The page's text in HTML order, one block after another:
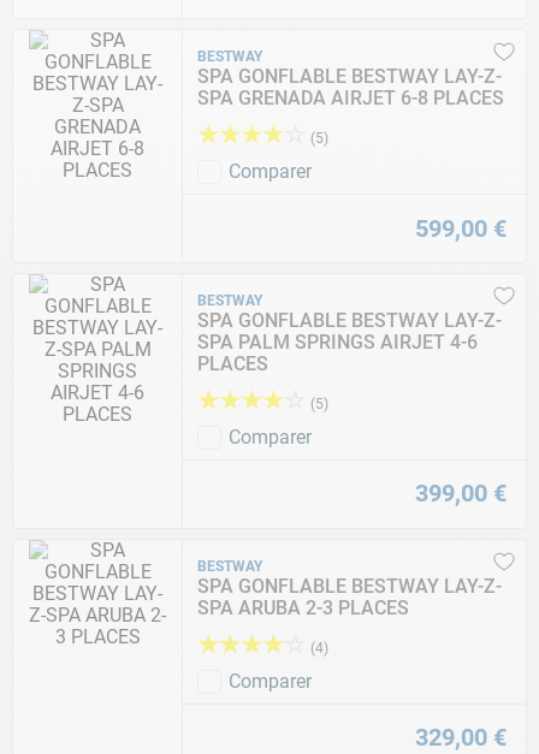
BESTWAY
SPA GONFLABLE BESTWAY LAY-Z-
SPA GRENADA AIRJET 6-8 PLACES
★★★★ (5)
Comparer
599,00 €
BESTWAY
SPA GONFLABLE BESTWAY LAY-Z-
SPA PALM SPRINGS AIRJET 4-6
PLACES
★★★★ (5)
Comparer
399,00 €
BESTWAY
SPA GONFLABLE BESTWAY LAY-Z-
SPA ARUBA 2-3 PLACES
★★★★ (4)
Comparer
329,00 €